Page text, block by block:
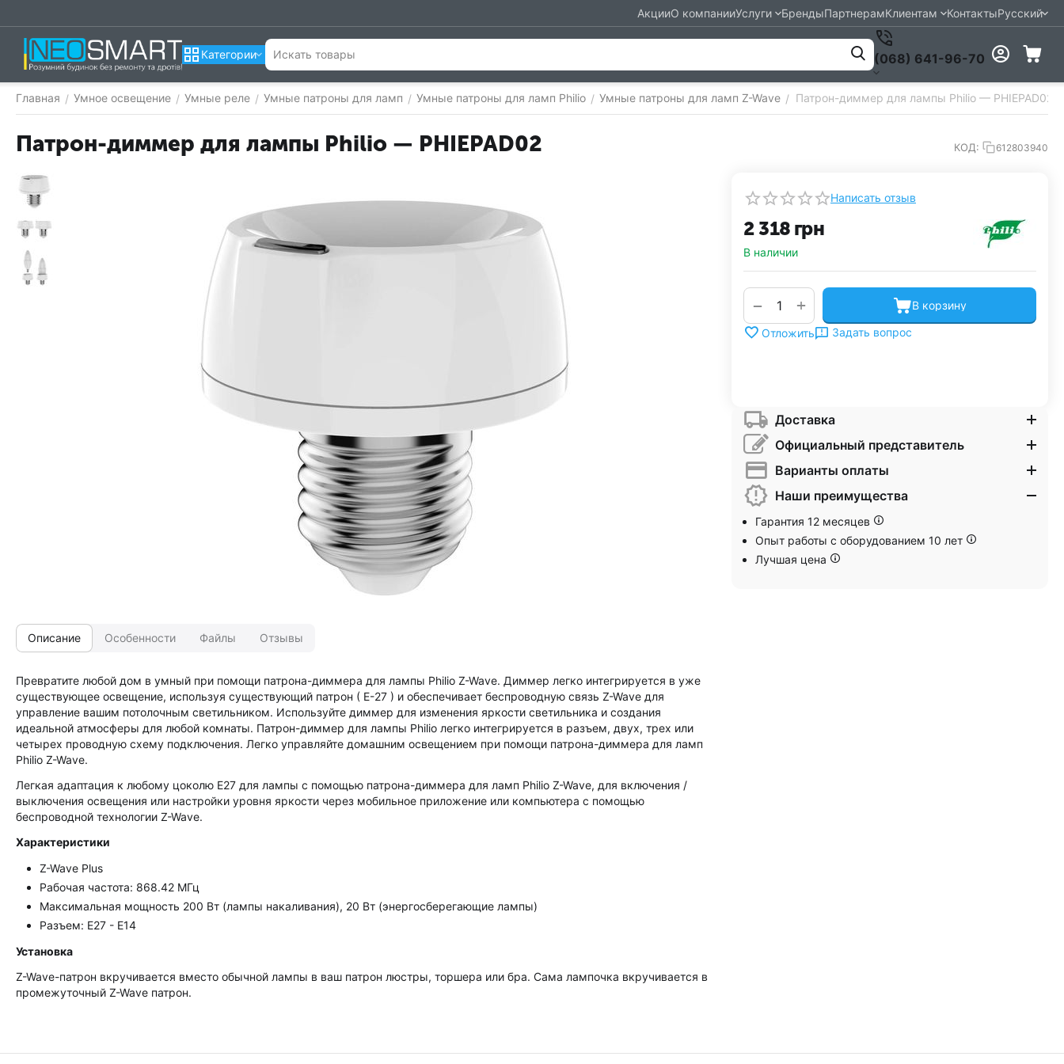
АкцииО компанииУслуги БрендыПартнерамКлиентам КонтактыРусский
Категории (068) 641-96-70
Главная / Умное освещение / Умные реле / Умные патроны для ламп / Умные патроны для ламп Philio / Умные патроны для ламп Z-Wave / Патрон-диммер для лампы Philio — PHIEPAD02
Патрон-диммер для лампы Philio — PHIEPAD02 КОД: 612803940
Написать отзыв
2 318 грн
В наличии
+
− В корзину
Отложить Задать вопрос
Доставка
Официальный представитель
Варианты оплаты
Наши преимущества
Гарантия 12 месяцев
Опыт работы с оборудованием 10 лет
Лучшая цена
Описание Особенности Файлы Отзывы
Превратите любой дом в умный при помощи патрона-диммера для лампы Philio Z-Wave. Диммер легко интегрируется в уже
существующее освещение, используя существующий патрон ( Е-27 ) и обеспечивает беспроводную связь Z-Wave для
управление вашим потолочным светильником. Используйте диммер для изменения яркости светильника и создания
идеальной атмосферы для любой комнаты. Патрон-диммер для лампы Philio легко интегрируется в разъем, двух, трех или
четырех проводную схему подключения. Легко управляйте домашним освещением при помощи патрона-диммера для ламп
Philio Z-Wave.
Легкая адаптация к любому цоколю E27 для лампы с помощью патрона-диммера для ламп Philio Z-Wave, для включения /
выключения освещения или настройки уровня яркости через мобильное приложение или компьютера с помощью
беспроводной технологии Z-Wave.
Характеристики
Z-Wave Plus
Рабочая частота: 868.42 МГц
Максимальная мощность 200 Вт (лампы накаливания), 20 Вт (энергосберегающие лампы)
Разъем: Е27 - E14
Установка
Z-Wave-патрон вкручивается вместо обычной лампы в ваш патрон люстры, торшера или бра. Сама лампочка вкручивается в
промежуточный Z-Wave патрон.